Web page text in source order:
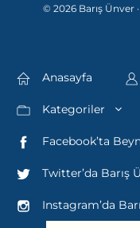
© 2026 Barış Ünver ·
Anasayfa
Kategoriler
Facebook’ta
Twitter’da Barış
Instagram’da